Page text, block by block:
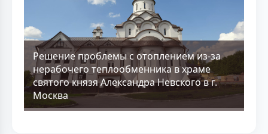
Решение проблемы с отоплением из-за
нерабочего теплообменника в храме
святого князя Александра Невского в г.
Москва